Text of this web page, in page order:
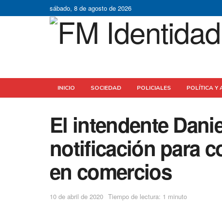
sábado, 8 de agosto de 2026
INICIO SOCIEDAD POLICIALES POLÍTICA Y
El intendente
notificación para
en comercios
10 de abril de 2020 Tiempo de lectura: 1 minuto